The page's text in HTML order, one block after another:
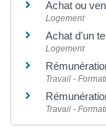
Achat ou
Logement
Achat d'un
Logement
Travail -
Travail -